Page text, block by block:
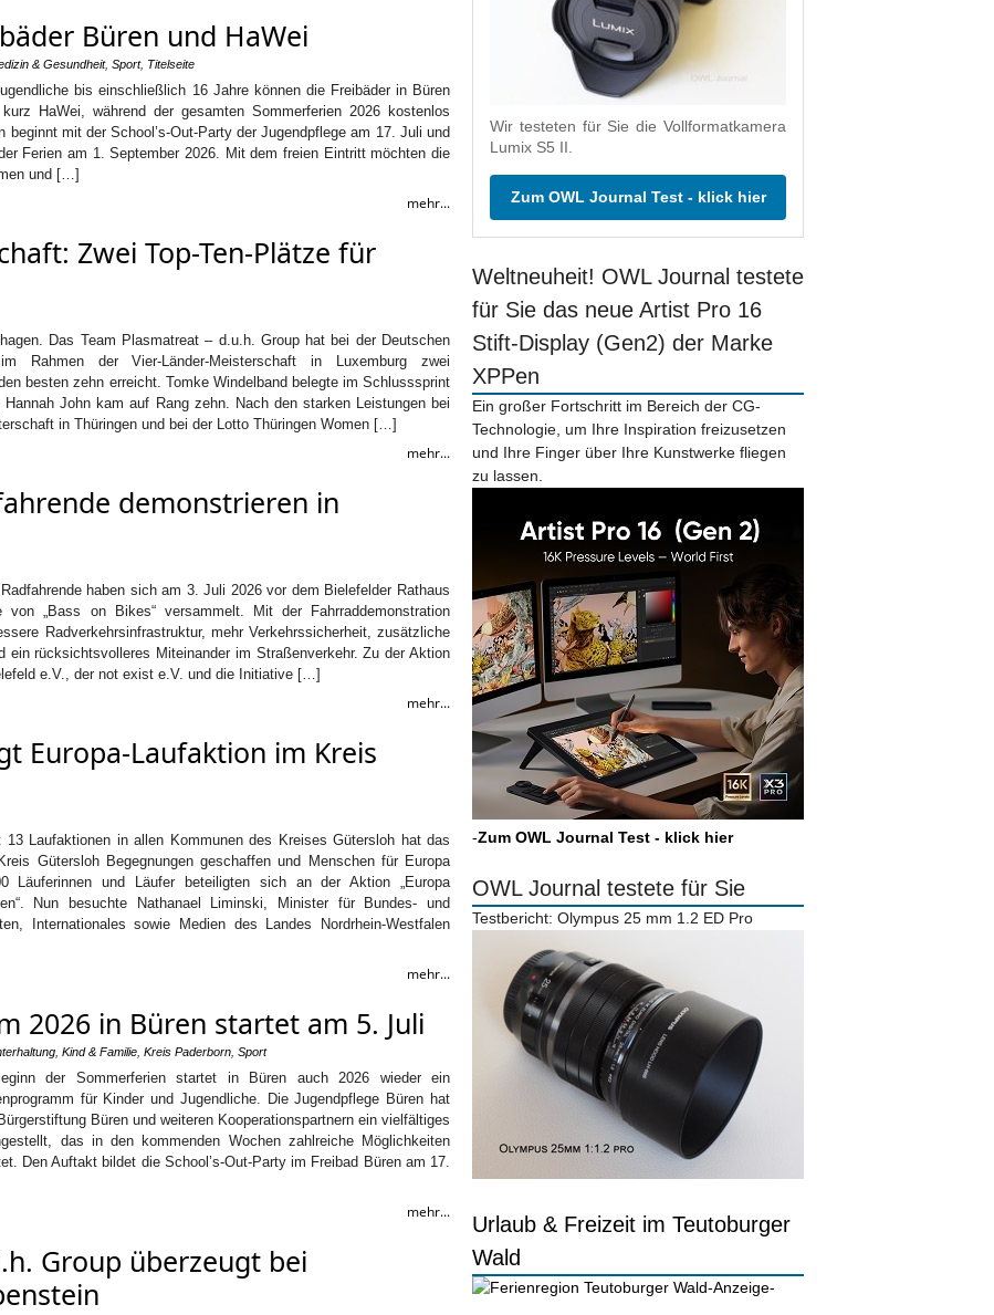
Büren und HaWei
& Gesundheit, Sport, Titelseite
bis einschließlich 16 Jahre können die Freibäder in Büren
HaWei, während der gesamten Sommerferien 2026 kostenlos
beginnt mit der School’s-Out-Party der Jugendpflege am 17. Juli und
Ferien am 1. September 2026. Mit dem freien Eintritt möchten die
und […]
mehr...
Zwei Top-Ten-Plätze für
Das Team Plasmatreat – d.u.h. Group hat bei der Deutschen
im Rahmen der Vier-Länder-Meisterschaft in Luxemburg zwei
besten zehn erreicht. Tomke Windelband belegte im Schlusssprint
John kam auf Rang zehn. Nach den starken Leistungen bei
in Thüringen und bei der Lotto Thüringen Women […]
mehr...
demonstrieren in
haben sich am 3. Juli 2026 vor dem Bielefelder Rathaus
von „Bass on Bikes“ versammelt. Mit der Fahrraddemonstration
Radverkehrsinfrastruktur, mehr Verkehrssicherheit, zusätzliche
ein rücksichtsvolleres Miteinander im Straßenverkehr. Zu der Aktion
e.V., der not exist e.V. und die Initiative […]
mehr...
Europa-Laufaktion im Kreis
13 Laufaktionen in allen Kommunen des Kreises Gütersloh hat das
Gütersloh Begegnungen geschaffen und Menschen für Europa
Läuferinnen und Läufer beteiligten sich an der Aktion „Europa
Nun besuchte Nathanael Liminski, Minister für Bundes- und
Internationales sowie Medien des Landes Nordrhein-Westfalen
mehr...
2026 in Büren startet am 5. Juli
Kind & Familie Kreis Paderborn Sport
der Sommerferien startet in Büren auch 2026 wieder ein
für Kinder und Jugendliche. Die Jugendpflege Büren hat
Büren und weiteren Kooperationspartnern ein vielfältiges
das in den kommenden Wochen zahlreiche Möglichkeiten
Den Auftakt bildet die School’s-Out-Party im Freibad Büren am 17.
mehr...
Group überzeugt bei
Wir testeten für Sie die Vollformatkamera
Lumix S5 II.
Zum OWL Journal Test - klick hier
Weltneuheit! OWL Journal testete
für Sie das neue Artist Pro 16
Stift-Display (Gen2) der Marke
XPPen
Ein großer Fortschritt im Bereich der CG-
Technologie, um Ihre Inspiration freizusetzen
und Ihre Finger über Ihre Kunstwerke fliegen
zu lassen.
-Zum OWL Journal Test - klick hier
OWL Journal testete für Sie
Testbericht: Olympus 25 mm 1.2 ED Pro
Urlaub & Freizeit im Teutoburger
Wald
-Anzeige-